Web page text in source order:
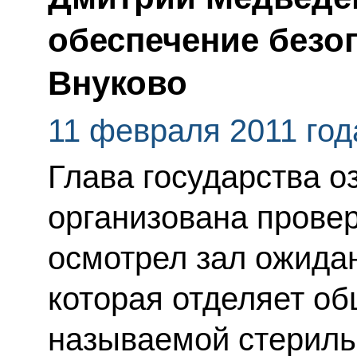
обеспечение
Внуково
11 февраля 2011
Глава государства
организована
осмотрел зал
которая отделяет
называемой